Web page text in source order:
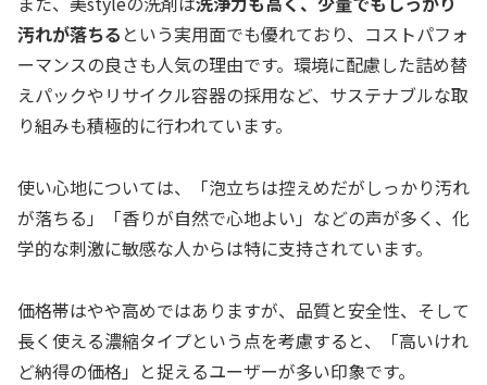
汚れが落ちる という実用面でも優れており、コストパフォ
ーマンスの良さも人気の理由です。環境に配慮した詰め替
えパックやリサイクル容器の採用など、サステナブルな取
り組みも積極的に行われています。
使い心地については、「泡立ちは控えめだがしっかり汚れ
が落ちる」「香りが自然で心地よい」などの声が多く、化
学的な刺激に敏感な人からは特に支持されています。
価格帯はやや高めではありますが、品質と安全性、そして
長く使える濃縮タイプという点を考慮すると、「高いけれ
ど納得の価格」と捉えるユーザーが多い印象です。